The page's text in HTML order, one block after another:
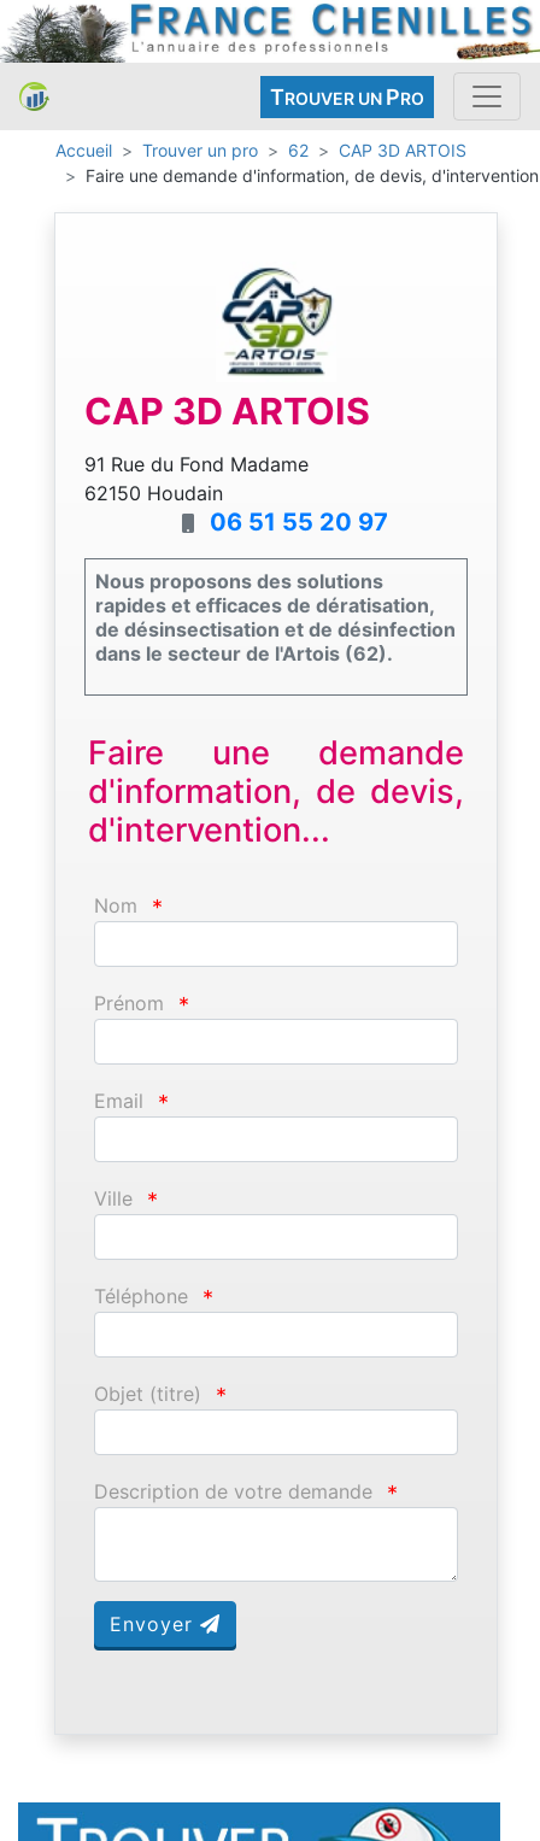
TROUVER UN PRO
Accueil Trouver un pro 62
CAP 3D ARTOIS
Faire une demande d'information, de devis, d'intervention
CAP 3D ARTOIS
91 Rue du Fond Madame
62150 Houdain
06 51 55 20 97
Nous proposons des solutions
rapides et efficaces de dératisation,
de désinsectisation et de désinfection
dans le secteur de l'Artois (62).
Faire une demande
d'information, de devis,
d'intervention...
Nom *
Prénom *
Email *
Ville *
Téléphone *
Objet (titre) *
Description de votre demande *
Envoyer